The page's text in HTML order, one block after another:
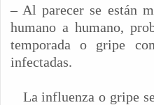
– Al parecer se están
humano a humano,
temporada o gripe
infectadas.
La influenza o gripe